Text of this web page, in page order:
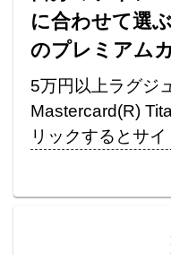
に合わせて選
のプレミアム
5万円以上ラグジ
Mastercard(R)
リックするとサ